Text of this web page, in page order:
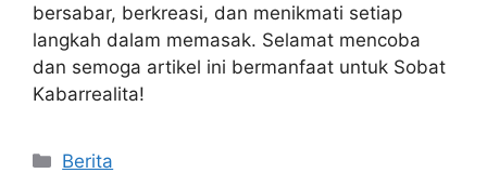
bersabar, berkreasi, dan menikmati setiap
langkah dalam memasak. Selamat mencoba
dan semoga artikel ini bermanfaat untuk Sobat
Kabarrealita!
Categories
Berita